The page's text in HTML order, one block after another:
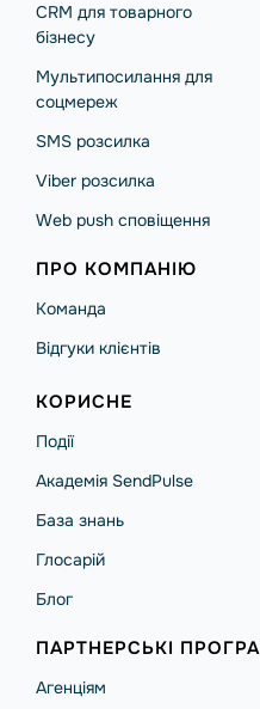
CRM для товарного
бізнесу
Мультипосилання для
соцмереж
SMS розсилка
Viber розсилка
Web push сповіщення
ПРО КОМПАНІЮ
Команда
Відгуки клієнтів
КОРИСНЕ
Події
Академія SendPulse
База знань
Глосарій
Блог
ПАРТНЕРСЬКІ
Агенціям